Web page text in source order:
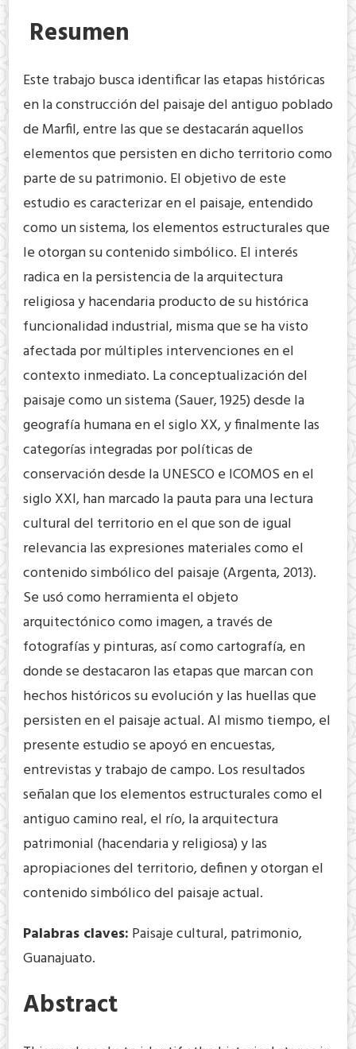
Resumen
Este trabajo busca identificar las etapas históricas
en la construcción del paisaje del antiguo poblado
de Marfil, entre las que se destacarán aquellos
elementos que persisten en dicho territorio como
parte de su patrimonio. El objetivo de este
estudio es caracterizar en el paisaje, entendido
como un sistema, los elementos estructurales que
le otorgan su contenido simbólico. El interés
radica en la persistencia de la arquitectura
religiosa y hacendaria producto de su histórica
funcionalidad industrial, misma que se ha visto
afectada por múltiples intervenciones en el
contexto inmediato. La conceptualización del
paisaje como un sistema (Sauer, 1925) desde la
geografía humana en el siglo XX, y finalmente las
categorías integradas por políticas de
conservación desde la UNESCO e ICOMOS en el
siglo XXI, han marcado la pauta para una lectura
cultural del territorio en el que son de igual
relevancia las expresiones materiales como el
contenido simbólico del paisaje (Argenta, 2013).
Se usó como herramienta el objeto
arquitectónico como imagen, a través de
fotografías y pinturas, así como cartografía, en
donde se destacaron las etapas que marcan con
hechos históricos su evolución y las huellas que
persisten en el paisaje actual. Al mismo tiempo, el
presente estudio se apoyó en encuestas,
entrevistas y trabajo de campo. Los resultados
señalan que los elementos estructurales como el
antiguo camino real, el río, la arquitectura
patrimonial (hacendaria y religiosa) y las
apropiaciones del territorio, definen y otorgan el
contenido simbólico del paisaje actual.
Palabras claves: Paisaje cultural, patrimonio,
Guanajuato.
Abstract